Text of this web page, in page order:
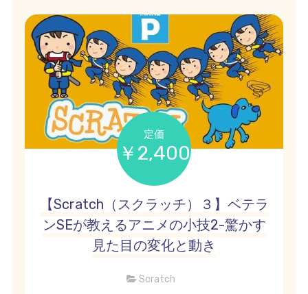
定価
￥2,400
【Scratch（スクラッチ）３】ベテラ
ンSEが教えるアニメの小技2-驚かす
見た目の変化と動き
Scratch